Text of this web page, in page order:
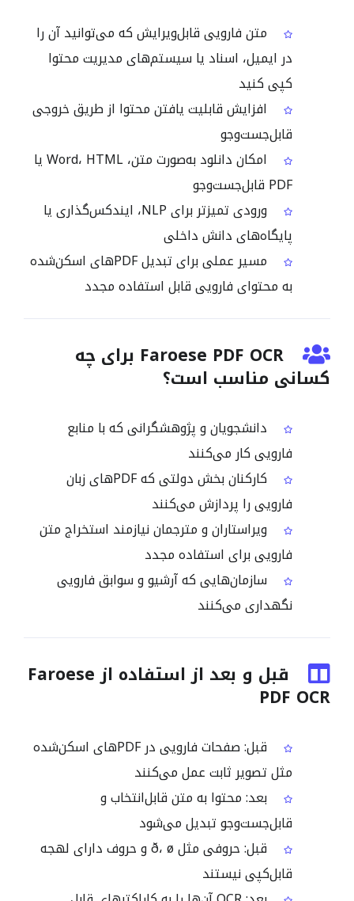
متن فارویی قابل‌ویرایش که می‌توانید آن را
در ایمیل، اسناد یا سیستم‌های مدیریت محتوا
کپی کنید
افزایش قابلیت یافتن محتوا از طریق خروجی
قابل‌جست‌وجو
امکان دانلود به‌صورت متن، Word، HTML یا
PDF قابل‌جست‌وجو
ورودی تمیزتر برای NLP، ایندکس‌گذاری یا
پایگاه‌های دانش داخلی
مسیر عملی برای تبدیل PDFهای اسکن‌شده
به محتوای فارویی قابل استفاده مجدد
Faroese PDF OCR برای چه
کسانی مناسب است؟
دانشجویان و پژوهشگرانی که با منابع
فارویی کار می‌کنند
کارکنان بخش دولتی که PDFهای زبان
فارویی را پردازش می‌کنند
ویراستاران و مترجمان نیازمند استخراج متن
فارویی برای استفاده مجدد
سازمان‌هایی که آرشیو و سوابق فارویی
نگهداری می‌کنند
قبل و بعد از استفاده از Faroese
PDF OCR
قبل: صفحات فارویی در PDFهای اسکن‌شده
مثل تصویر ثابت عمل می‌کنند
بعد: محتوا به متن قابل‌انتخاب و
قابل‌جست‌وجو تبدیل می‌شود
قبل: حروفی مثل ð، ø و حروف دارای لهجه
قابل‌کپی نیستند